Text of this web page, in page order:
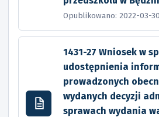
Opublikowano: 2022-03-
1431-27 Wniosek w
udostępnienia
prowadzonych
wydanych decyzji
sprawach wydania